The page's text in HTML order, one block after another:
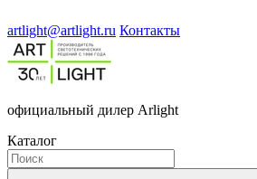
artlight@artlight.ru Контакты
официальный дилер Arlight
Каталог